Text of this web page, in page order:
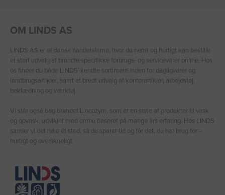
OM LINDS AS
LINDS AS er et dansk handelsfirma, hvor du nemt og hurtigt kan bestille
et stort udvalg af branchespecifikke forbrugs- og servicevarer online. Hos
os finder du både LINDS′ kendte sortiment inden for dagligvarer og
landbrugsartikler, samt et bredt udvalg af kontorartikler, arbejdstøj,
beklædning og værktøj.
Vi står også bag brandet Lincozym, som er en serie af produkter til vask
og opvask, udviklet med omhu baseret på mange års erfaring. Hos LINDS
samler vi det hele ét sted, så du sparer tid og får det, du har brug for –
hurtigt og overskueligt.